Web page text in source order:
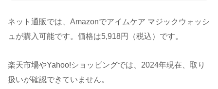
ネット通販では、Amazonでアイムケア マジックウォッシ
ュが購入可能です。価格は5,918円（税込）です。
楽天市場やYahoo!ショッピングでは、2024年現在、取り
扱いが確認できていません。